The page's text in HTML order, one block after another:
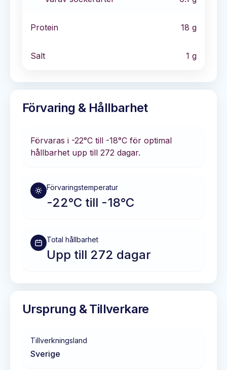
Protein 18 g
Salt 1 g
Förvaring & Hållbarhet
Förvaras i -22°C till -18°C för optimal
hållbarhet upp till 272 dagar.
Förvaringstemperatur
-22°C till -18°C
Total hållbarhet
Upp till 272 dagar
Ursprung & Tillverkare
Tillverkningsland
Sverige